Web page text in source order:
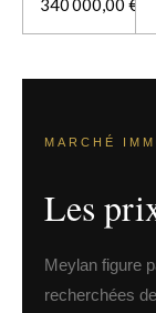
340 000,00 €
MARCHÉ
Les
Meylan figure
recherchées